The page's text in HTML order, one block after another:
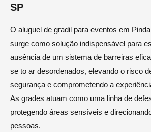
SP
O aluguel de gradil para eventos em
surge como solução indispensável para
ausência de um sistema de barreiras
se to ar desordenados, elevando o risco
segurança e comprometendo a
As grades atuam como uma linha de
protegendo áreas sensíveis e
pessoas.